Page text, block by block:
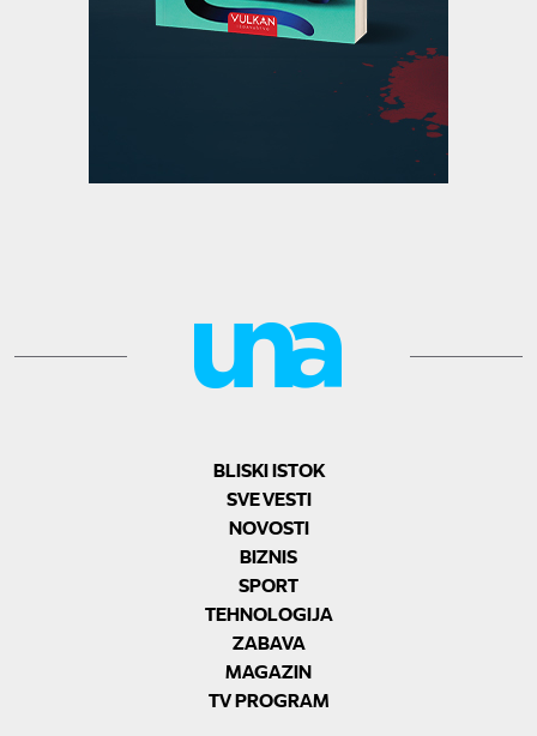
BLISKI ISTOK
SVE VESTI
NOVOSTI
BIZNIS
SPORT
TEHNOLOGIJA
ZABAVA
MAGAZIN
TV PROGRAM